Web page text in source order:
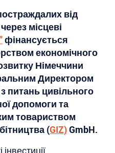
від
місцеві
фінансується
економічного
Німеччини
Директором
питань цивільного
допомоги та
товариством
(GIZ)GmbH.